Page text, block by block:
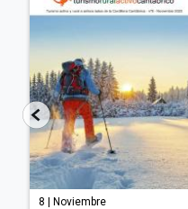
8 | Noviembre